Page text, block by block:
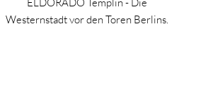
Westernstadt vor den Toren Berlins.